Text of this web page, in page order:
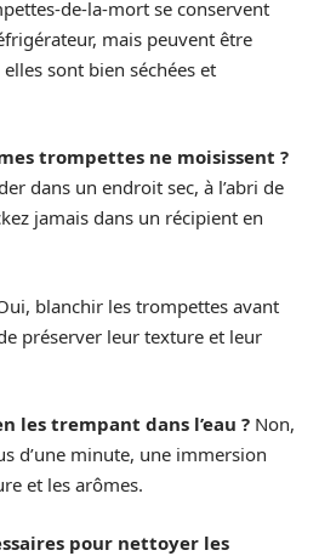
de-la-mort se conservent
mais peuvent être
sont bien séchées et
trompettes ne moisissent ?
dans un endroit sec, à l’abri de
jamais dans un récipient en
blanchir les trompettes avant
préserver leur texture et leur
les trempant dans l’eau ? Non,
d’une minute, une immersion
et les arômes.
pour nettoyer les